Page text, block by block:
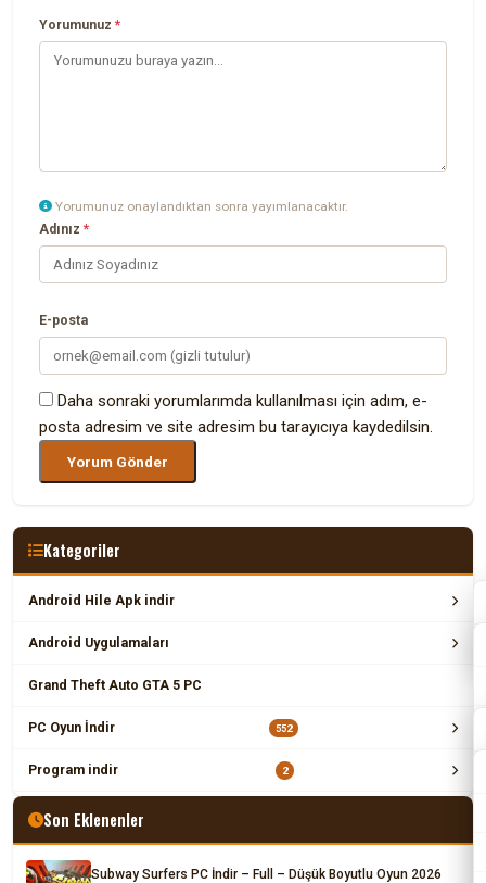
Yorumunuz*
Yorumunuz onaylandıktan sonra yayımlanacaktır.
Adınız*
E-posta
Daha sonraki yorumlarımda kullanılması için adım, e-
posta adresim ve site adresim bu tarayıcıya kaydedilsin.
Kategoriler
Android Hile Apk indir
Android Uygulamaları
Grand Theft Auto GTA 5 PC
PC Oyun İndir 552
Program indir 2
Son Eklenenler
Subway Surfers PC İndir – Full – Düşük Boyutlu Oyun 2026